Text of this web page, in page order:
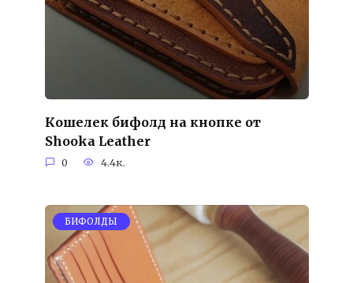
Кошелек бифолд на кнопке от
Shooka Leather
0 4.4к.
БИФОЛДЫ